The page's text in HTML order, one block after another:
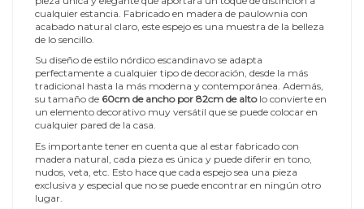
cualquier estancia. Fabricado en madera de paulownia con
acabado natural claro, este espejo es una muestra de la belleza
de lo sencillo.
Su diseño de estilo nórdico escandinavo se adapta
perfectamente a cualquier tipo de decoración, desde la más
tradicional hasta la más moderna y contemporánea. Además,
su tamaño de 60cm de ancho por 82cm de altolo convierte en
un elemento decorativo muy versátil que se puede colocar en
cualquier pared de la casa.
Es importante tener en cuenta que al estar fabricado con
madera natural, cada pieza es única y puede diferir en tono,
nudos, veta, etc. Esto hace que cada espejo sea una pieza
exclusiva y especial que no se puede encontrar en ningún otro
lugar.